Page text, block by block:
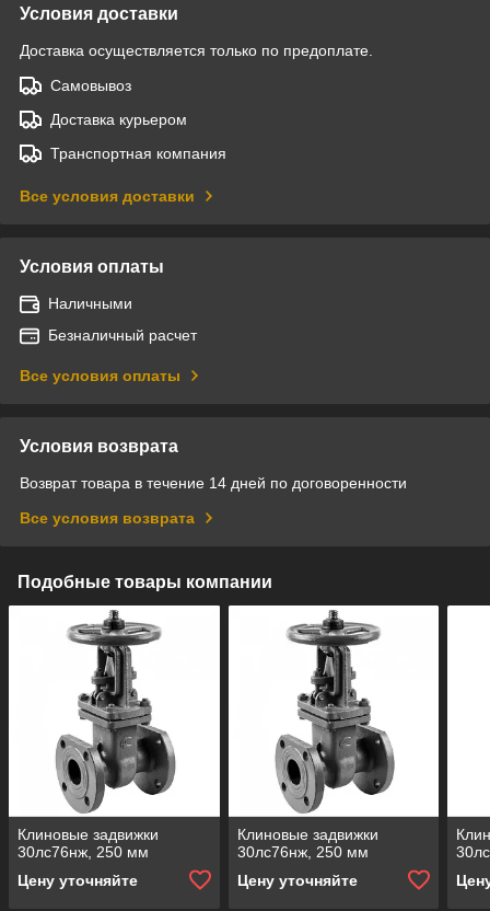
Условия доставки
Доставка осуществляется только по предоплате.
Самовывоз
Доставка курьером
Транспортная компания
Все условия доставки
Условия оплаты
Наличными
Безналичный расчет
Все условия оплаты
Условия возврата
Возврат товара в течение 14 дней по договоренности
Все условия возврата
Подобные товары компании
Клиновые задвижки
30лс76нж, 250 мм
Цену уточняйте
Клиновые задвижки
30лс76нж, 250 мм
Цену уточняйте